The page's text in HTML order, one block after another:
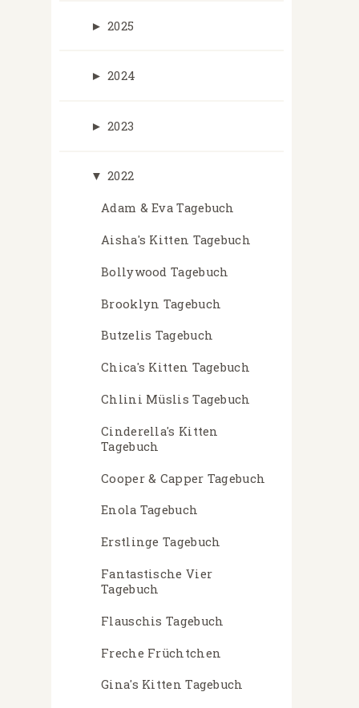
► 2025
► 2024
► 2023
▼ 2022
Adam & Eva Tagebuch
Aisha's Kitten Tagebuch
Bollywood Tagebuch
Brooklyn Tagebuch
Butzelis Tagebuch
Chica's Kitten Tagebuch
Chlini Müslis Tagebuch
Cinderella's Kitten
Tagebuch
Cooper & Capper Tagebuch
Enola Tagebuch
Erstlinge Tagebuch
Fantastische Vier
Tagebuch
Flauschis Tagebuch
Freche Früchtchen
Gina's Kitten Tagebuch